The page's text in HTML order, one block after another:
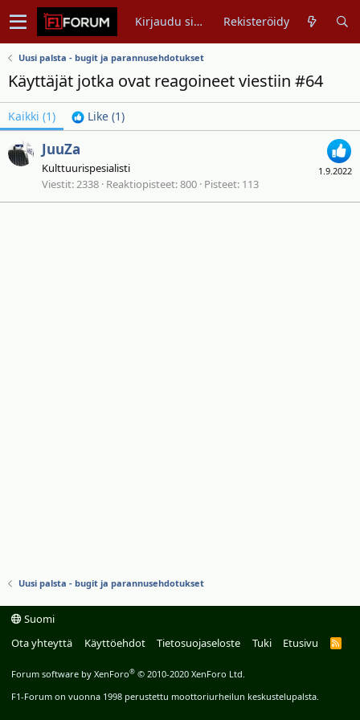
Kirjaudu sisään Rekisteröidy
Uusi palsta - bugit ja parannusehdotukset
Käyttäjät jotka ovat reagoineet viestiin #64
Kaikki (1) Like (1)
1.9.2022
JuuZa
Kulttuurispesialisti
Viestit 2338 Reaktiopisteet 800 Pisteet 113
Uusi palsta - bugit ja parannusehdotukset
Suomi
Ota yhteyttä
Käyttöehdot Tietosuojaseloste Tuki Etusivu
R
Forum software by XenForo® © 2010-2020 XenForo Ltd.
F1-Forum on vuonna 1998 perustettu moottoriurheilun keskustelupalsta.